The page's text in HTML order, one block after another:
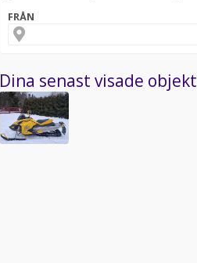
FRÅN
Dina senast visade objekt